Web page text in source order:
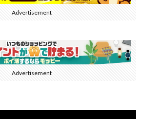
Advertisement
Advertisement